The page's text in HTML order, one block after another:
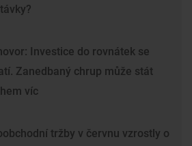
Investice do rovnátek se
Zanedbaný chrup může stát
víc
tržby v červnu vzrostly o